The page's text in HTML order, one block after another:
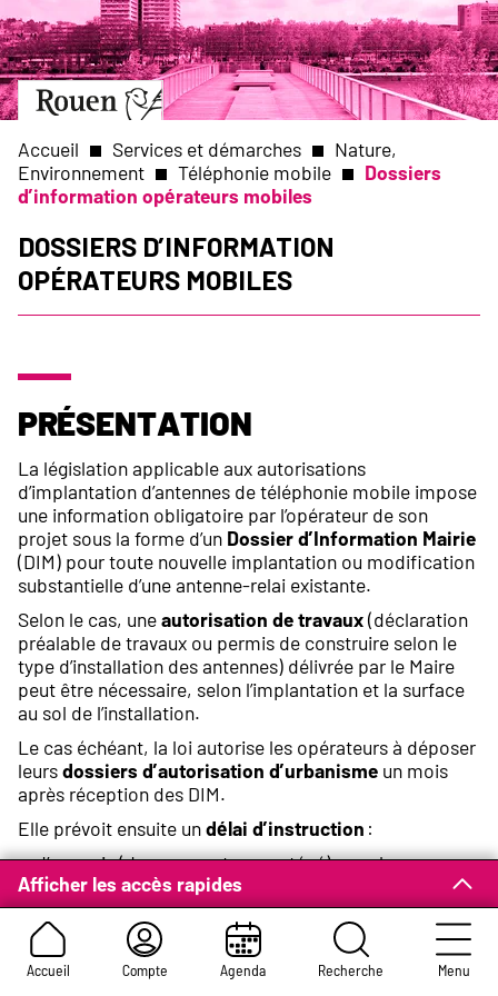
Aller
au
contenu
principal
Aller
à
page
d’accueil
Slide
1
of
1
Accueil Compte Agenda Recherche Menu
d'Ariane
Accueil Services et démarches
Nature,
Environnement
Téléphonie mobile
Dossiers
d’information opérateurs mobiles
Dossiers d’information
opérateurs mobiles
Afficher les accès rapides
Présentation
La législation applicable aux autorisations
d’implantation d’antennes de téléphonie mobile impose
une information obligatoire par l’opérateur de son
projet sous la forme d’un Dossier d’Information Mairie
(DIM) pour toute nouvelle implantation ou modification
substantielle d’une antenne-relai existante.
Selon le cas, uneautorisation de travaux(déclaration
préalable de travaux ou permis de construire selon le
type d’installation des antennes) délivrée par le Maire
peut être nécessaire, selon l’implantation et la surface
au sol de l’installation.
Le cas échéant, la loi autorise les opérateurs à déposer
leursdossiers d’autorisation d’urbanisme un mois
après réception des DIM.
Elle prévoit ensuite undélai d’instruction :
d’un mois (deux en secteur protégé) pour les
déclarations préalables de travaux
de trois mois pour les permis de construire.
Ces délais permettent au service de l’urbanisme de
s’assurer de la conformité du projet au Plan Local